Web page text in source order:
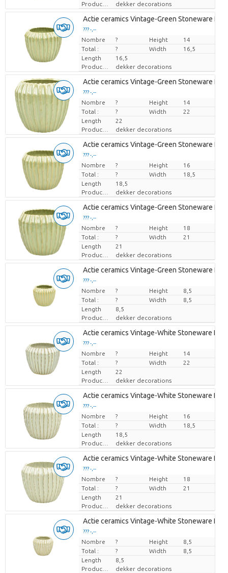
Producteur
dekker decorations
Actie ceramics Vintage-Green Stoneware Pot
??? -,--
Prix par pièce
Nombre ? Height
14
Total :
? Width
16,5
Length
16,5
Producteur
dekker decorations
Actie ceramics Vintage-Green Stoneware Pot
??? -,--
Prix par pièce
Nombre ? Height
14
Total :
? Width
22
Length
22
Producteur
dekker decorations
Actie ceramics Vintage-Green Stoneware Pot
??? -,--
Prix par pièce
Nombre ? Height
16
Total :
? Width
18,5
Length
18,5
Producteur
dekker decorations
Actie ceramics Vintage-Green Stoneware Pot
??? -,--
Prix par pièce
Nombre ? Height
18
Total :
? Width
21
Length
21
Producteur
dekker decorations
Actie ceramics Vintage-Green Stoneware Pot
??? -,--
Prix par pièce
Nombre ? Height
8,5
Total :
? Width
8,5
Length
8,5
Producteur
dekker decorations
Actie ceramics Vintage-White Stoneware Pot
??? -,--
Prix par pièce
Nombre ? Height
14
Total :
? Width
22
Length
22
Producteur
dekker decorations
Actie ceramics Vintage-White Stoneware Pot
??? -,--
Prix par pièce
Nombre ? Height
16
Total :
? Width
18,5
Length
18,5
Producteur
dekker decorations
Actie ceramics Vintage-White Stoneware Pot
??? -,--
Prix par pièce
Nombre ? Height
18
Total :
? Width
21
Length
21
Producteur
dekker decorations
Actie ceramics Vintage-White Stoneware Pot
??? -,--
Prix par pièce
Nombre ? Height
8,5
Total :
? Width
8,5
Length
8,5
Producteur
dekker decorations